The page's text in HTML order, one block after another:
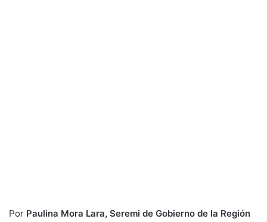
Por Paulina Mora Lara, Seremi de Gobierno de la Región